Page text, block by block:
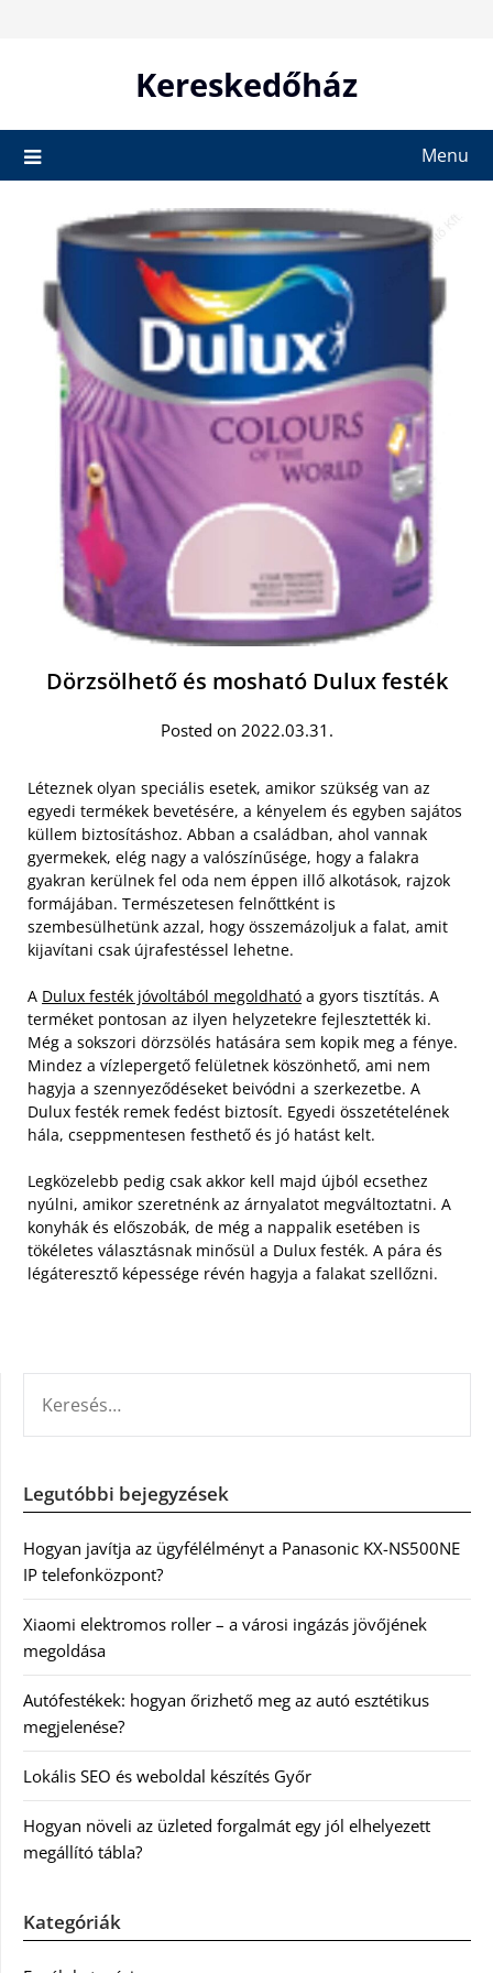
Kereskedőház
Menu
Dörzsölhető és mosható Dulux festék
Posted on 2022.03.31.
Léteznek olyan speciális esetek, amikor szükség van az
egyedi termékek bevetésére, a kényelem és egyben sajátos
küllem biztosításhoz. Abban a családban, ahol vannak
gyermekek, elég nagy a valószínűsége, hogy a falakra
gyakran kerülnek fel oda nem éppen illő alkotások, rajzok
formájában. Természetesen felnőttként is
szembesülhetünk azzal, hogy összemázoljuk a falat, amit
kijavítani csak újrafestéssel lehetne.
A Dulux festék jóvoltából megoldható a gyors tisztítás. A
terméket pontosan az ilyen helyzetekre fejlesztették ki.
Még a sokszori dörzsölés hatására sem kopik meg a fénye.
Mindez a vízlepergető felületnek köszönhető, ami nem
hagyja a szennyeződéseket beivódni a szerkezetbe. A
Dulux festék remek fedést biztosít. Egyedi összetételének
hála, cseppmentesen festhető és jó hatást kelt.
Legközelebb pedig csak akkor kell majd újból ecsethez
nyúlni, amikor szeretnénk az árnyalatot megváltoztatni. A
konyhák és előszobák, de még a nappalik esetében is
tökéletes választásnak minősül a Dulux festék. A pára és
légáteresztő képessége révén hagyja a falakat szellőzni.
Legutóbbi bejegyzések
Hogyan javítja az ügyfélélményt a Panasonic KX-NS500NE
IP telefonközpont?
Xiaomi elektromos roller – a városi ingázás jövőjének
megoldása
Autófestékek: hogyan őrizhető meg az autó esztétikus
megjelenése?
Lokális SEO és weboldal készítés Győr
Hogyan növeli az üzleted forgalmát egy jól elhelyezett
megállító tábla?
Kategóriák